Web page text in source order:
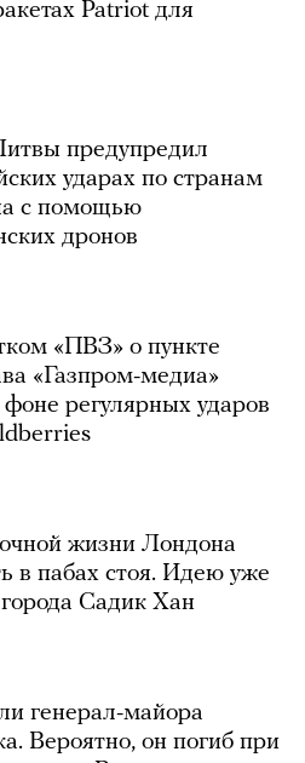
Patriot для
предупредил
ударах по странам
с помощью
дронов
«ПВЗ» о пункте
«Газпром-медиа»
регулярных ударов
жизни Лондона
в пабах стоя. Идею уже
Садик Хан
генерал-майора
Вероятно, он погиб при